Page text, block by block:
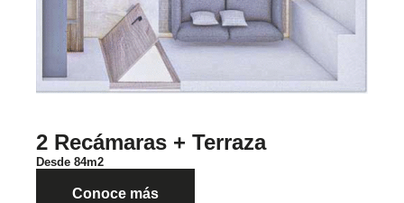
2 Recámaras + Terraza
Desde 84m2
Conoce más